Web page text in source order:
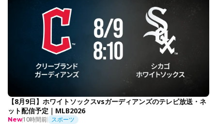
【8月9日】ホワイトソックスvsガーディアンズのテレビ放送・ネ
ット配信予定｜MLB2026
New10時間前 スポーツ